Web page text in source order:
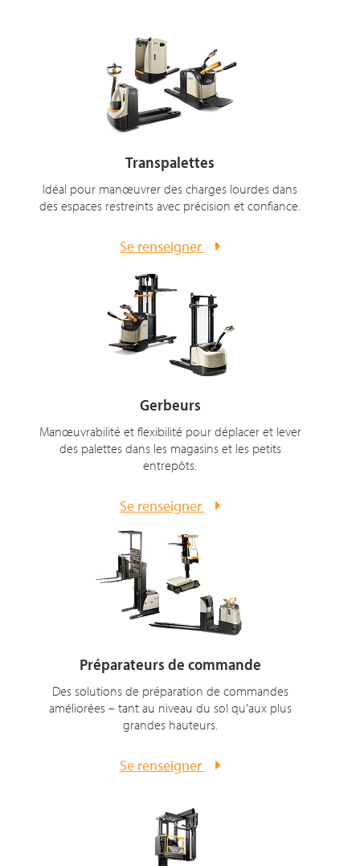
Transpalettes
Idéal pour manœuvrer des charges lourdes dans
des espaces restreints avec précision et confiance.
Se renseigner
Gerbeurs
Manœuvrabilité et flexibilité pour déplacer et lever
des palettes dans les magasins et les petits
entrepôts.
Se renseigner
Préparateurs de commande
Des solutions de préparation de commandes
améliorées – tant au niveau du sol qu’aux plus
grandes hauteurs.
Se renseigner